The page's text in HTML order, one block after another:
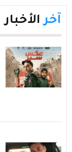
آخر الأخبار